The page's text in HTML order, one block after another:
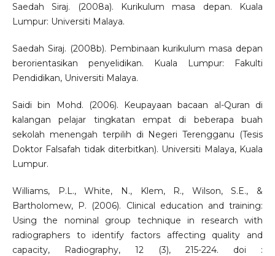
Saedah Siraj. (2008a). Kurikulum masa depan. Kuala
Lumpur: Universiti Malaya.
Saedah Siraj. (2008b). Pembinaan kurikulum masa depan
berorientasikan penyelidikan. Kuala Lumpur: Fakulti
Pendidikan, Universiti Malaya.
Saidi bin Mohd. (2006). Keupayaan bacaan al-Quran di
kalangan pelajar tingkatan empat di beberapa buah
sekolah menengah terpilih di Negeri Terengganu (Tesis
Doktor Falsafah tidak diterbitkan). Universiti Malaya, Kuala
Lumpur.
Williams, P.L., White, N., Klem, R., Wilson, S.E., &
Bartholomew, P. (2006). Clinical education and training:
Using the nominal group technique in research with
radiographers to identify factors affecting quality and
capacity, Radiography, 12 (3), 215-224. doi :